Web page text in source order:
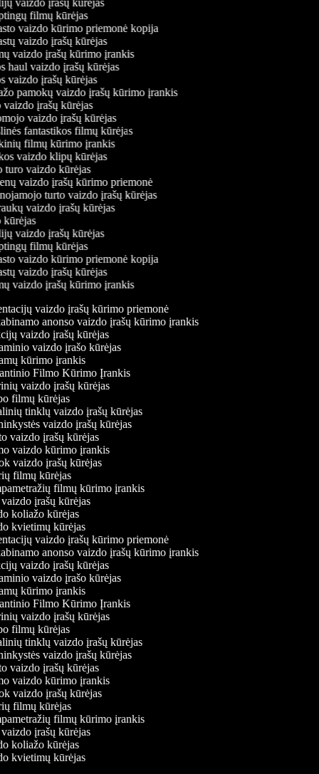
filmų kūrėjas
vaizdo kūrimo priemonė kopija
vaizdo įrašų kūrėjas
vaizdo įrašų kūrimo įrankis
haul vaizdo įrašų kūrėjas
vaizdo įrašų kūrėjas
pamokų vaizdo įrašų kūrimo įrankis
įrašų kūrėjas
vaizdo įrašų kūrėjas
fantastikos filmų kūrėjas
filmų kūrimo įrankis
vaizdo klipų kūrėjas
vaizdo kūrėjas
vaizdo įrašų kūrimo priemonė
turto vaizdo įrašų kūrėjas
vaizdo įrašų kūrėjas
vaizdo įrašų kūrėjas
filmų kūrėjas
vaizdo kūrimo priemonė kopija
vaizdo įrašų kūrėjas
vaizdo įrašų kūrimo įrankis
vaizdo įrašų kūrimo priemonė
anonso vaizdo įrašų kūrimo įrankis
vaizdo įrašų kūrėjas
vaizdo įrašo kūrėjas
kūrimo įrankis
Filmo Kūrimo Įrankis
vaizdo įrašų kūrėjas
filmų kūrėjas
tinklų vaizdo įrašų kūrėjas
vaizdo įrašų kūrėjas
vaizdo įrašų kūrėjas
vaizdo kūrimo įrankis
vaizdo įrašų kūrėjas
filmų kūrėjas
filmų kūrimo įrankis
vaizdo įrašų kūrėjas
koliažo kūrėjas
kvietimų kūrėjas
vaizdo įrašų kūrimo priemonė
anonso vaizdo įrašų kūrimo įrankis
vaizdo įrašų kūrėjas
vaizdo įrašo kūrėjas
kūrimo įrankis
Filmo Kūrimo Įrankis
vaizdo įrašų kūrėjas
filmų kūrėjas
tinklų vaizdo įrašų kūrėjas
vaizdo įrašų kūrėjas
vaizdo įrašų kūrėjas
vaizdo kūrimo įrankis
vaizdo įrašų kūrėjas
filmų kūrėjas
filmų kūrimo įrankis
vaizdo įrašų kūrėjas
koliažo kūrėjas
kvietimų kūrėjas